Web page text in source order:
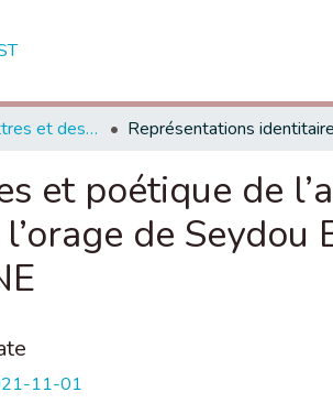
Faculté des Lettres et des Sciences Humaines - Saïs - Fès
et poétique de
de
11-01